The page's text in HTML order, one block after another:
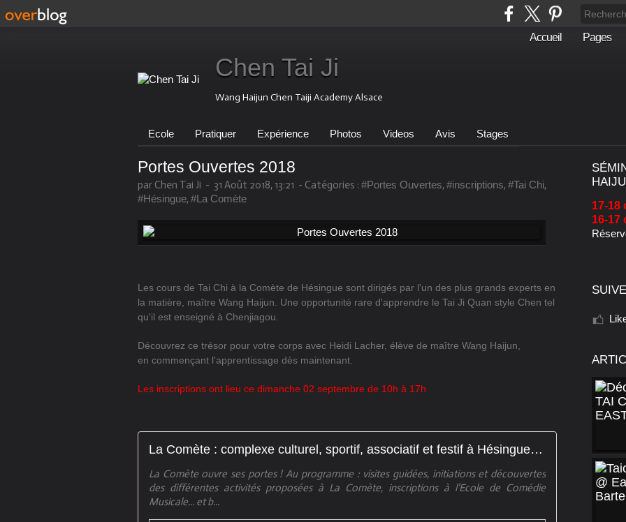
Accueil Pages
Chen Tai Ji
Wang Haijun Chen Taiji Academy Alsace
Ecole Pratiquer Expérience Photos Videos Avis Stages
Portes Ouvertes 2018
par Chen Tai Ji - 31 Août 2018, 13:21 - Catégories : #Portes Ouvertes, #inscriptions, #Tai Chi,
#Hésingue, #La Comète
Les cours de Tai Chi à la Comète de Hésingue sont dirigés par l'un des plus grands experts en
la matière, maître Wang Haijun. Une opportunité rare d'apprendre le Tai Ji Quan style Chen tel
qu'il est enseigné à Chenjiagou.
Découvrez ce trésor pour votre corps avec Heidi Lacher, élève de maître Wang Haijun,
en commençant l'apprentissage dès maintenant.
Les inscriptions ont lieu ce dimanche 02 septembre de 10h à 17h
La Comète : complexe culturel, sportif, associatif et festif à Hésingue :: Portes Ouvertes : La Comète en Fête !
La Comète ouvre ses portes ! Au programme : visites guidées, initiations et découvertes
des différentes activités proposées à La Comète, inscriptions à l'Ecole de Comédie
Musicale... et b...
17-18
16-17